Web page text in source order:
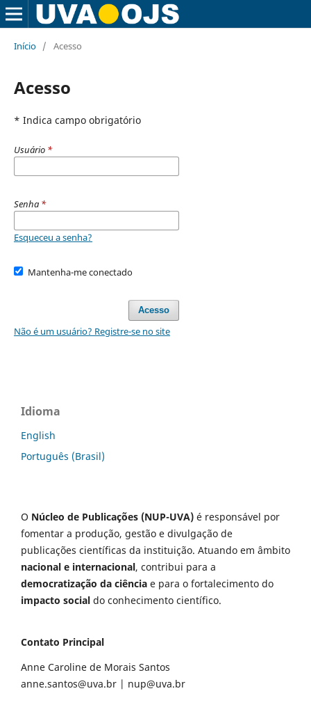
Início / Acesso
Acesso
* Indica campo obrigatório
Usuário *
Senha *
Esqueceu a senha?
Mantenha-me conectado
Acesso
Não é um usuário? Registre-se no site
Idioma
English
Português (Brasil)
O Núcleo de Publicações (NUP-UVA) é responsável por
fomentar a produção, gestão e divulgação de
publicações científicas da instituição. Atuando em âmbito
nacional e internacional, contribui para a
democratização da ciência e para o fortalecimento do
impacto social do conhecimento científico.
Contato Principal
Anne Caroline de Morais Santos
anne.santos@uva.br | nup@uva.br